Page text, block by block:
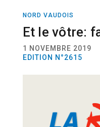
NORD VAUDOIS
Et le vôtre:
1 NOVEMBRE 2019
EDITION N°2615